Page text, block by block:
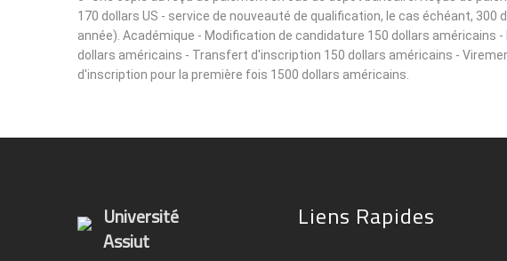
170 dollars US - service de nouveauté de qualification, le cas échéant,
année). Académique - Modification de candidature 150 dollars
dollars américains - Transfert d'inscription 150 dollars américains -
d'inscription pour la première fois 1500 dollars américains.
Université
Assiut
Liens Rapides